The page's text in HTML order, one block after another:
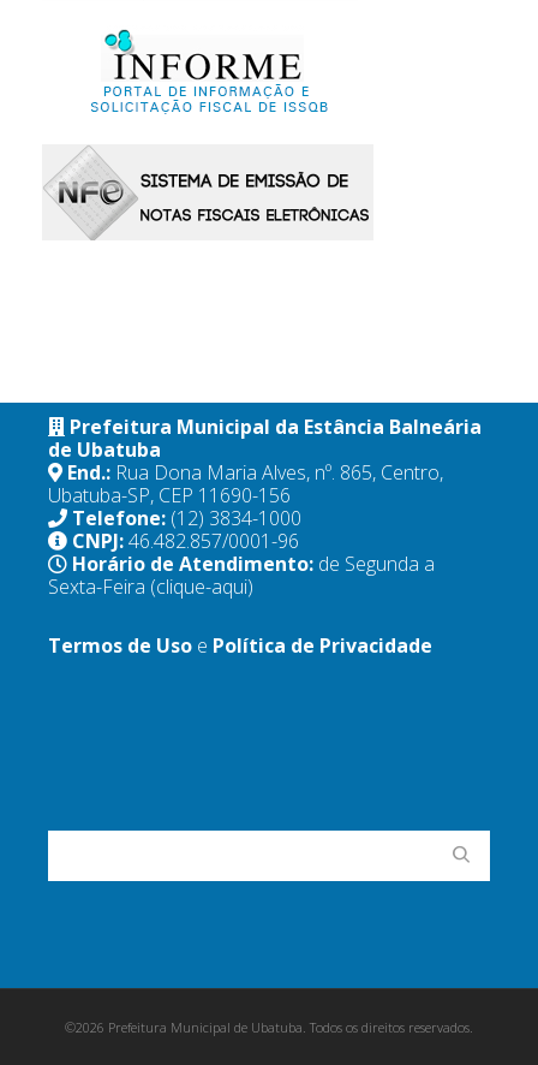
Prefeitura Municipal da Estância Balneária
de Ubatuba
End.: Rua Dona Maria Alves, nº. 865, Centro,
Ubatuba-SP, CEP 11690-156
Telefone: (12) 3834-1000
CNPJ:46.482.857/0001-96
Horário de Atendimento: de Segunda a
Sexta-Feira (clique-aqui)
Termos de Uso e Política de Privacidade
©2026 Prefeitura Municipal de Ubatuba. Todos os direitos reservados.